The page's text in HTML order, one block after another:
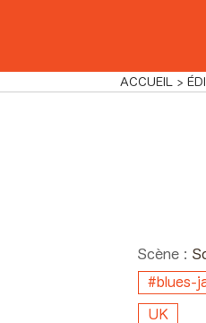
ACCUEIL
Scène :
#blues-
UK